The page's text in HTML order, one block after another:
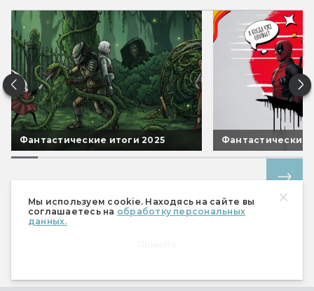
Мы используем cookie. Находясь на сайте вы
соглашаетесь на обработку персональных
данных.
Фантастические итоги 2025 Фантастические